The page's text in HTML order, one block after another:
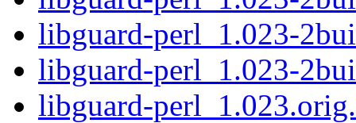
libguard-perl_1.023-
libguard-perl_1.023-
libguard-